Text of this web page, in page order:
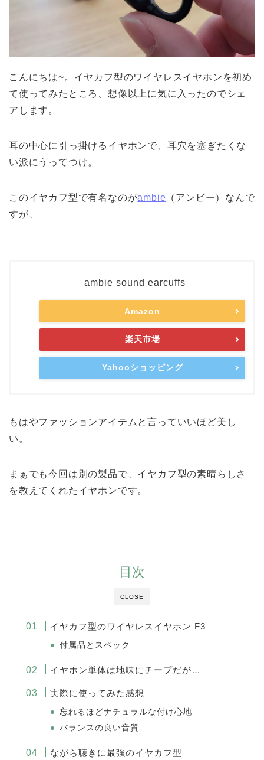
こんにちは~。イヤカフ型のワイヤレスイヤホンを初め
て使ってみたところ、想像以上に気に入ったのでシェ
アします。
耳の中心に引っ掛けるイヤホンで、耳穴を塞ぎたくな
い派にうってつけ。
このイヤカフ型で有名なのがambie （アンビー）なんで
すが、
ambie sound earcuffs
Amazon
楽天市場
Yahooショッピング
もはやファッションアイテムと言っていいほど美し
い。
まぁでも今回は別の製品で、イヤカフ型の素晴らしさ
を教えてくれたイヤホンです。
CLOSE
目次
イヤカフ型のワイヤレスイヤホン F3
付属品とスペック
イヤホン単体は地味にチープだが…
実際に使ってみた感想
忘れるほどナチュラルな付け心地
バランスの良い音質
ながら聴きに最強のイヤカフ型